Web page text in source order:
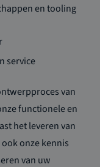
en tooling
service
van
functionele en
het leveren van
onze kennis
van uw